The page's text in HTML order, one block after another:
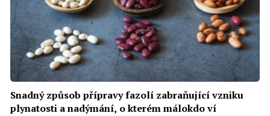
Snadný způsob přípravy fazolí zabraňující vzniku
plynatosti a nadýmání, o kterém málokdo ví